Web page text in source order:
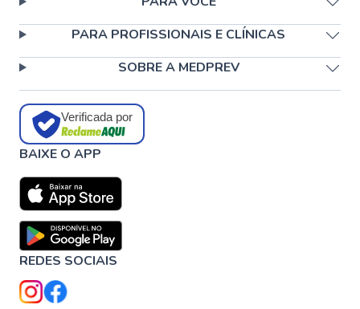
PARA PROFISSIONAIS E CLÍNICAS
SOBRE A MEDPREV
Verificada por
BAIXE O APP
REDES SOCIAIS